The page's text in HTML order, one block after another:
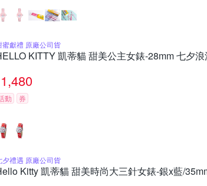
蜜獻禮 原廠公司貨
KITTY 凱蒂貓 甜美公主女錶-28mm 七夕
1,480
動 券
夕禮遇 原廠公司貨
Kitty 凱蒂貓 甜美時尚大三針女錶-銀x藍/